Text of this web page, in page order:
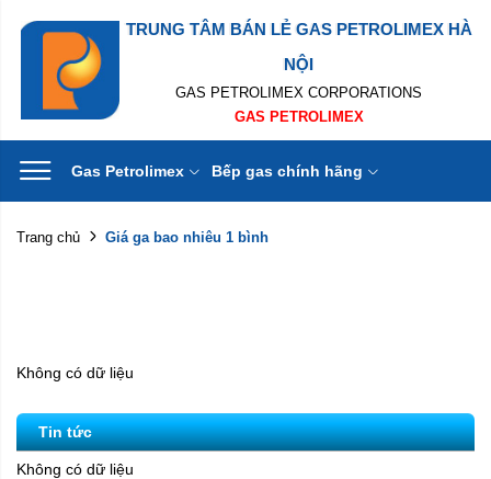
TRUNG TÂM BÁN LẺ GAS PETROLIMEX HÀ
NỘI
GAS PETROLIMEX CORPORATIONS
GAS PETROLIMEX
Gas Petrolimex Bếp gas chính hãng
Trang chủ Giá ga bao nhiêu 1 bình
Không có dữ liệu
Tin tức
Không có dữ liệu